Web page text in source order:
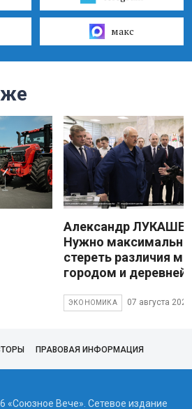
макс
Александр
Нужно максимально
стереть различия
городом и деревней
ЭКОНОМИКА 07 августа 2026
ПРАВОВАЯ ИНФОРМАЦИЯ
«Союзное Вече». Сетевое издание